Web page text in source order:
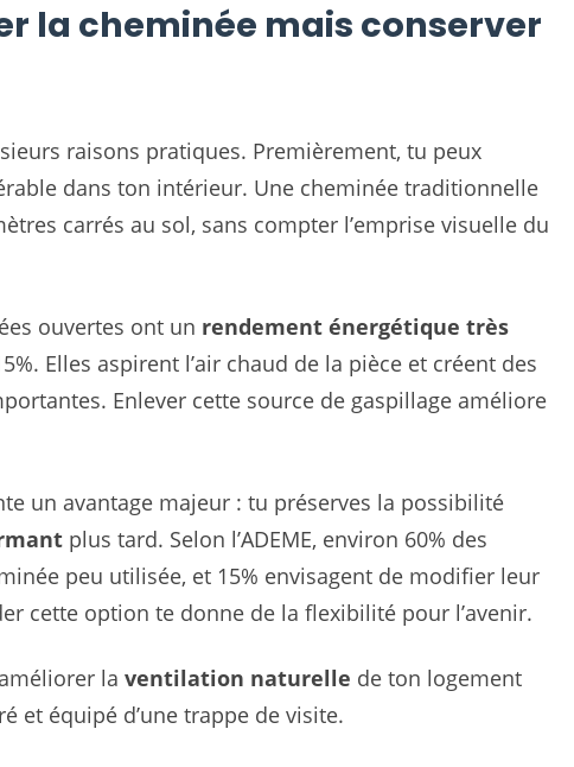
la cheminée mais conserver
raisons pratiques. Premièrement, tu peux
dans ton intérieur. Une cheminée traditionnelle
carrés au sol, sans compter l’emprise visuelle du
ouvertes ont un rendement énergétique très
Elles aspirent l’air chaud de la pièce et créent des
Enlever cette source de gaspillage améliore
un avantage majeur : tu préserves la possibilité
plus tard. Selon l’ADEME, environ 60% des
peu utilisée, et 15% envisagent de modifier leur
cette option te donne de la flexibilité pour l’avenir.
la ventilation naturelle de ton logement
et équipé d’une trappe de visite.